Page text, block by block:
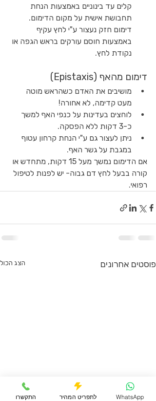
קלים עד בינוניים באמצעות הנחת
תחבושת אישית על מקום הדימום.
דימום חזק נעצור ע"י לחץ עקיף
באמצעות חוסם עורקים בראש הגפה או
נקודת לחץ.
דימום מהאף (Epistaxis)
מושיבים את האדם כשהראש מוטה
מעט קדימה, לא אחורה!
לוחצים בעדינות על כנפי האף למשך
כ-3 דקות ללא הפסקה.
ניתן לעצור גם ע"י הנחת קרחון עטוף
במגבת על גשר האף.
אם הדימום נמשך מעל 15 דקות, מתחדש או
קורה בבעל לחץ דם גבוה- יש לפנות לטיפול
רפואי.
פוסטים אחרונים הצג הכול
התקשרו לתפריט המהיר WhatsApp